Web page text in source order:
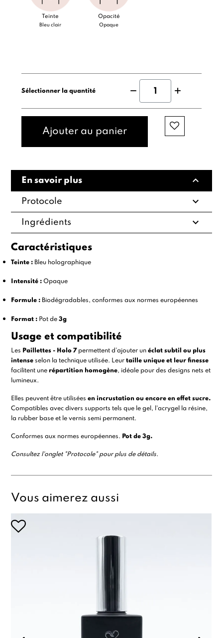
Teinte
Bleu clair
Opacité
Opaque
Sélectionner la quantité
Ajouter au panier
En savoir plus expand_less
Protocole expand_more
Ingrédients expand_more
Caractéristiques
Teinte : Bleu holographique
Intensité : Opaque
Formule : Biodégradables, conformes aux normes européennes
Format : Pot de3g
Usage et compatibilité
Les Paillettes - Holo 7 permettent d’ajouter unéclat subtil ou plus
intense selon la technique utilisée. Leurtaille unique et leur finesse
facilitent une répartition homogène, idéale pour des designs nets et
lumineux.
Elles peuvent être utiliséesen incrustation ou encore en effet sucre.
Compatibles avec divers supports tels que legel , l'acrygel la résine,
la rubber base et levernis semi permanent.
Conformes aux normes européennes. Pot de 3g.
Consultez l'onglet "Protocole" pour plus de détails.
Vous aimerez aussi